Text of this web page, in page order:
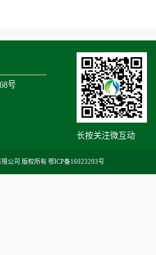
号
长按关注微互动
公司 版权所有 鄂ICP备16023203号